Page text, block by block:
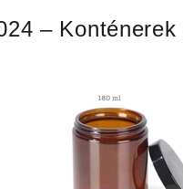
– Konténerek